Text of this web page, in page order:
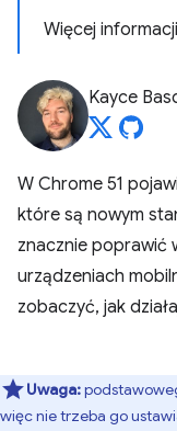
Więcej informacji
Kayce
W Chrome 51
które są nowym
znacznie poprawić
urządzeniach
zobaczyć, jak
Uwaga:
więc nie trzeba go